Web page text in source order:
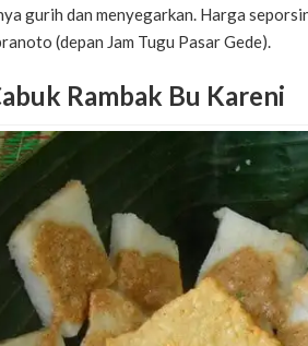
gurih dan menyegarkan. Harga
(depan Jam Tugu Pasar Gede).
Rambak Bu Kareni